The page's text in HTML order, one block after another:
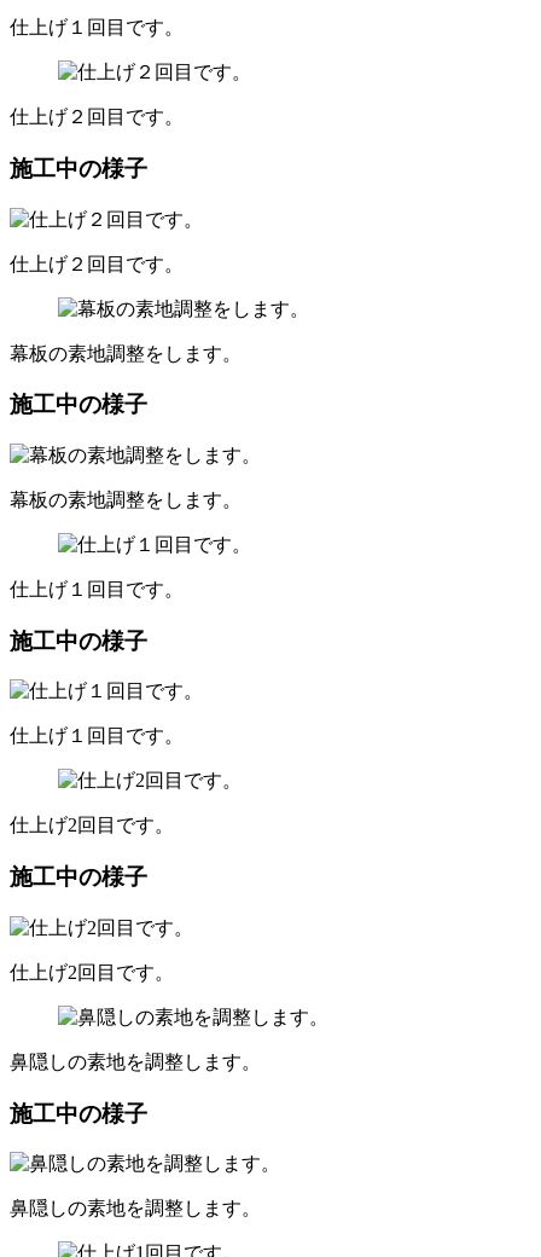
仕上げ１回目です。
仕上げ２回目です。
施工中の様子
仕上げ２回目です。
幕板の素地調整をします。
施工中の様子
幕板の素地調整をします。
仕上げ１回目です。
施工中の様子
仕上げ１回目です。
仕上げ2回目です。
施工中の様子
仕上げ2回目です。
鼻隠しの素地を調整します。
施工中の様子
鼻隠しの素地を調整します。